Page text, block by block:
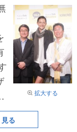
拡大する
る